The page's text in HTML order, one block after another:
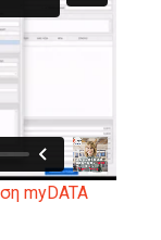
myDATA